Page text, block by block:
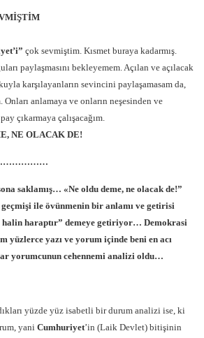
çok sevmiştim. Kısmet buraya kadarmış.
paylaşmasını bekleyemem. Açılan ve açılacak
karşılayanların sevincini paylaşamasam da,
Onları anlamaya ve onların neşesinden ve
çıkarmaya çalışacağım.
NE OLACAK DE!
saklamış… «Ne oldu deme, ne olacak de!”
ile övünmenin bir anlamı ve getirisi
halin haraptır” demeye getiriyor… Demokrasi
yüzlerce yazı ve yorum içinde beni en acı
yorumcunun cehennemi analizi oldu…
yüzde yüz isabetli bir durum analizi ise, ki
yaniCumhuriyet’in (Laik Devlet) bitişinin